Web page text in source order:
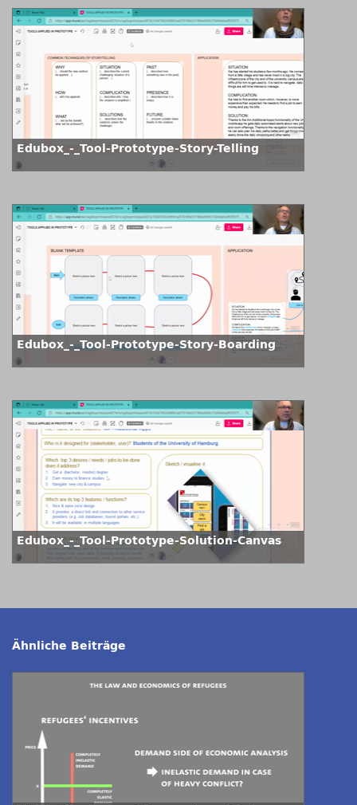
Edubox_-_Tool-Prototype-Story-Telling
Edubox_-_Tool-Prototype-Story-Boarding
Edubox_-_Tool-Prototype-Solution-Canvas
Ähnliche Beiträge